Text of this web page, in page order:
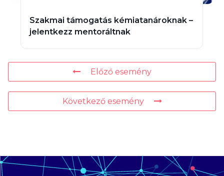
Szakmai támogatás kémiatanároknak –
jelentkezz mentoráltnak
Előző esemény
Következő esemény